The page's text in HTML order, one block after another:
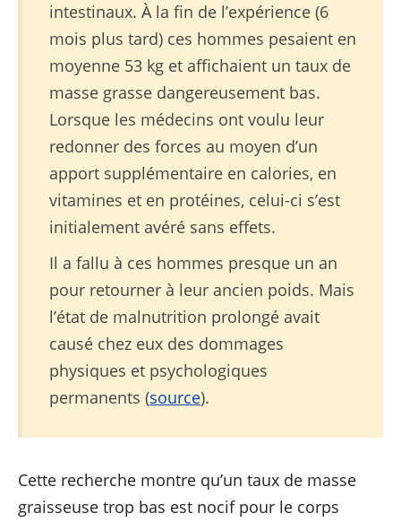
intestinaux. À la fin de l’expérience (6
mois plus tard) ces hommes pesaient en
moyenne 53 kg et affichaient un taux de
masse grasse dangereusement bas.
Lorsque les médecins ont voulu leur
redonner des forces au moyen d’un
apport supplémentaire en calories, en
vitamines et en protéines, celui-ci s’est
initialement avéré sans effets.
Il a fallu à ces hommes presque un an
pour retourner à leur ancien poids. Mais
l’état de malnutrition prolongé avait
causé chez eux des dommages
physiques et psychologiques
permanents (source).
Cette recherche montre qu’un taux de masse
graisseuse trop bas est nocif pour le corps